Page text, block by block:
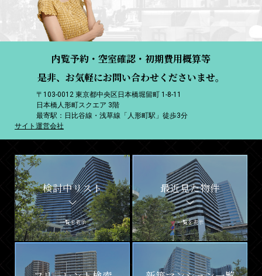
内覧予約・空室確認・初期費用概算等
是非、お気軽にお問い合わせくださいませ。
〒103-0012 東京都中央区日本橋堀留町 1-8-11
日本橋人形町スクエア 3階
最寄駅：日比谷線・浅草線「人形町駅」徒歩3分
サイト運営会社
検討中リスト
一覧を表示
最近見た物件
一覧を表示